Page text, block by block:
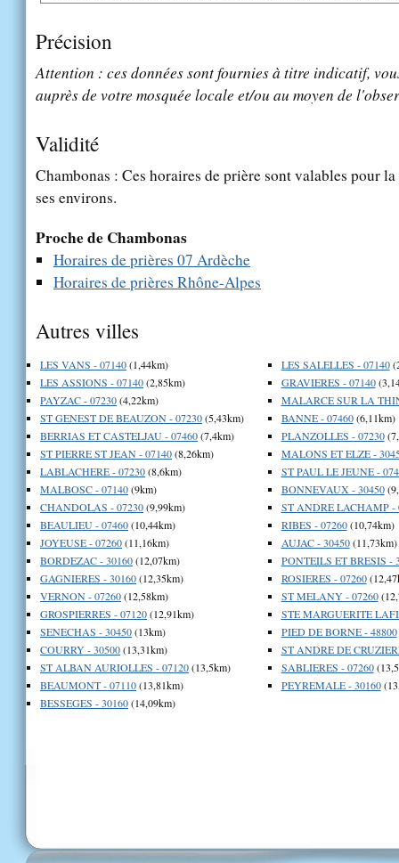
Précision
Attention : ces données sont fournies à titre indicatif,
auprès de votre mosquée locale et/ou au moyen de
Validité
Chambonas : Ces horaires de prière sont valables pour
ses environs.
Proche de Chambonas
Horaires de prières 07 Ardèche
Horaires de prières Rhône-Alpes
Autres villes
LES VANS - 07140(1,44km)
LES ASSIONS - 07140(2,85km)
PAYZAC - 07230(4,22km)
ST GENEST DE BEAUZON - 07230(5,43km)
BERRIAS ET CASTELJAU - 07460(7,4km)
ST PIERRE ST JEAN - 07140(8,26km)
LABLACHERE - 07230(8,6km)
MALBOSC - 07140(9km)
CHANDOLAS - 07230(9,99km)
BEAULIEU - 07460(10,44km)
JOYEUSE - 07260(11,16km)
BORDEZAC - 30160(12,07km)
GAGNIERES - 30160(12,35km)
VERNON - 07260(12,58km)
GROSPIERRES - 07120(12,91km)
SENECHAS - 30450(13km)
COURRY - 30500(13,31km)
ST ALBAN AURIOLLES - 07120(13,5km)
BEAUMONT - 07110(13,81km)
BESSEGES - 30160(14,09km)
LES SALELLES - 07140
GRAVIERES - 07140
MALARCE SUR LA
BANNE - 07460(6,11km)
PLANZOLLES - 07230
MALONS ET ELZE -
ST PAUL LE JEUNE -
BONNEVAUX - 30450
ST ANDRE LACHAMP -
RIBES - 07260(10,74km)
AUJAC - 30450(11,73km)
PONTEILS ET BRESIS -
ROSIERES - 07260
ST MELANY - 07260
STE MARGUERITE
PIED DE BORNE - 48800
ST ANDRE DE
SABLIERES - 07260
PEYREMALE - 30160